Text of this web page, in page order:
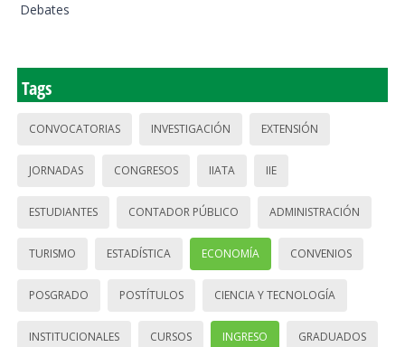
Debates
Tags
CONVOCATORIAS INVESTIGACIÓN EXTENSIÓN
JORNADAS CONGRESOS IIATA IIE
ESTUDIANTES CONTADOR PÚBLICO ADMINISTRACIÓN
TURISMO ESTADÍSTICA ECONOMÍA CONVENIOS
POSGRADO POSTÍTULOS CIENCIA Y TECNOLOGÍA
INSTITUCIONALES CURSOS INGRESO GRADUADOS